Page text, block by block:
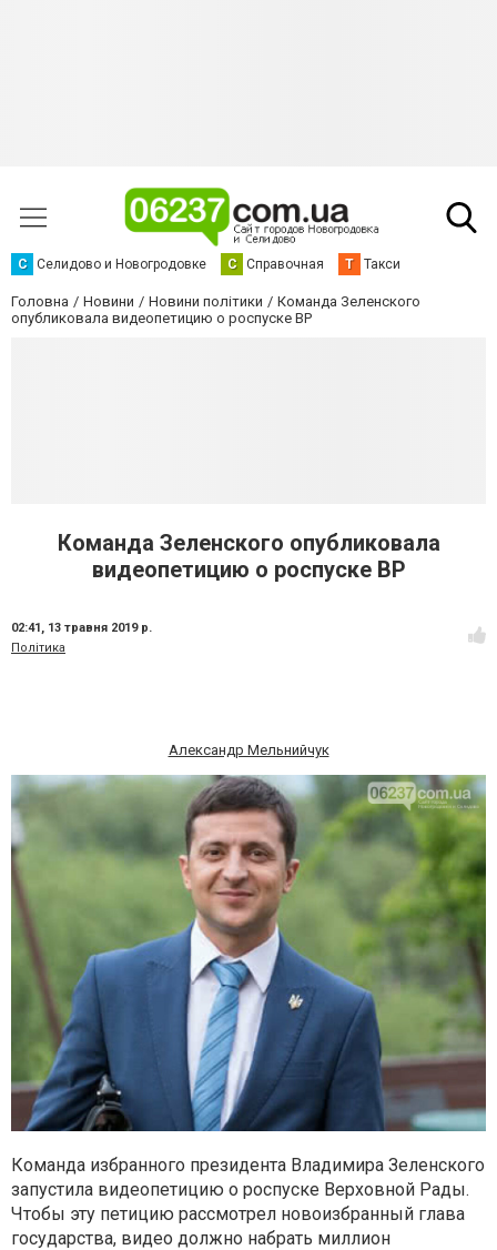
С Селидово и Новогродовке С Справочная Т Такси
Головна Новини Новини політики
Команда Зеленского
опубликовала видеопетицию о роспуске ВР
Команда Зеленского опубликовала
видеопетицию о роспуске ВР
02:41, 13 травня 2019 р.
Політика
Александр Мельнийчук
Команда избранного президента Владимира Зеленского
запустила видеопетицию о роспуске Верховной Рады.
Чтобы эту петицию рассмотрел новоизбранный глава
государства, видео должно набрать миллион